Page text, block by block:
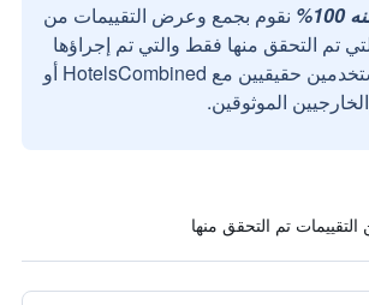
نقوم بجمع وعرض التقييمات من
تم التحقق منها فقط والتي تم إجراؤها
بواسطة مستخدمين حقيقيين مع HotelsCombined أو
الموثوقين.